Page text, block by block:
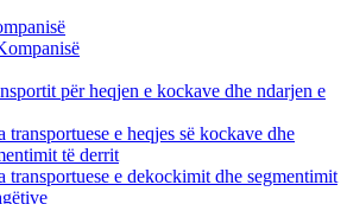
për heqjen e kockave dhe ndarjen e
transportuese e heqjes së kockave dhe
të derrit
transportuese e dekockimit dhe segmentimit